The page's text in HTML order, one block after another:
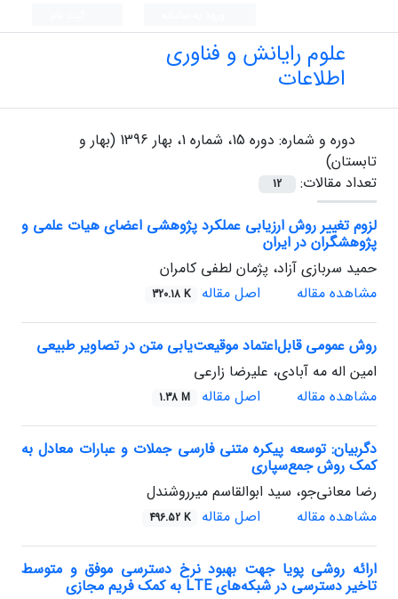
علوم رایانش و فناوری
اطلاعات
دوره و شماره:
دوره 15، شماره 1، بهار 1396 (بهار و
تابستان)
تعداد مقالات:
12
لزوم تغییر روش ارزیابی عملکرد پژوهشی اعضای هیات علمی و
پژوهشگران در ایران
حمید سربازی آزاد، پژمان لطفی کامران
مشاهده مقاله
اصل مقاله 320.18 K
روش عمومی قابل‌اعتماد موقیعت‌یابی متن در تصاویر طبیعی
امین اله مه آبادی، علیرضا زارعی
مشاهده مقاله
اصل مقاله 1.38 M
دگربیان: توسعه پیکره متنی فارسی جملات و عبارات معادل به
کمک روش جمع‌سپاری
رضا معانی‌جو، سید ابوالقاسم میرروشندل
مشاهده مقاله
اصل مقاله 496.52 K
ارائه روشی پویا جهت بهبود نرخ دسترسی موفق و متوسط
تاخیر دسترسی در شبکه‌های LTE به کمک فریم مجازی